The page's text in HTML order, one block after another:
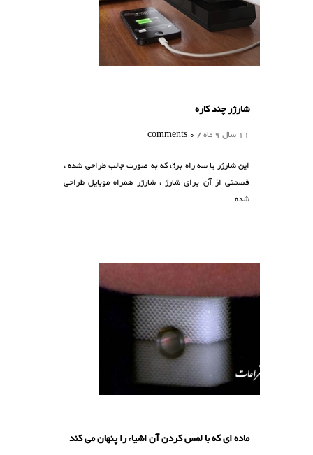
شارژر چند کاره
11 سال 9 ماه /
0 comments
این شارژر یا سه راه برق که به صورت جالب طراحی شده ،
قسمتی از آن برای شارژ ، شارژر همراه موبایل طراحی
شده
ماده ای که با لمس کردن آن اشیاء را پنهان می کند